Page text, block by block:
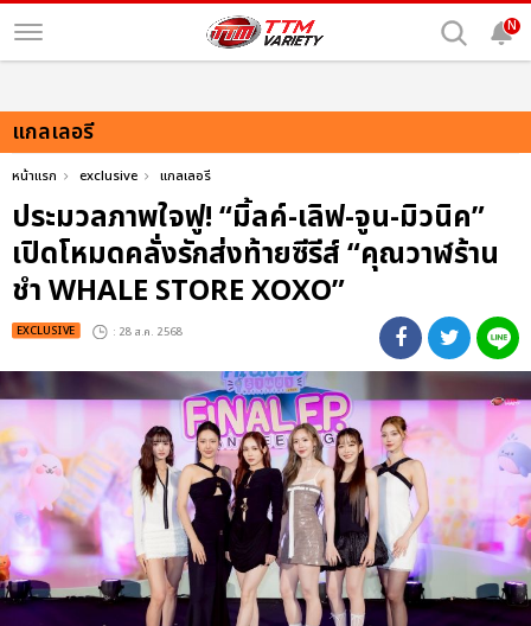
N
แกลเลอรี
หน้าแรก exclusive แกลเลอรี
ประมวลภาพใจฟู! “มิ้ลค์-เลิฟ-จูน-มิวนิค”
เปิดโหมดคลั่งรักส่งท้ายซีรีส์ “คุณวาฬร้าน
ชำ WHALE STORE XOXO”
EXCLUSIVE : 28 ส.ค. 2568